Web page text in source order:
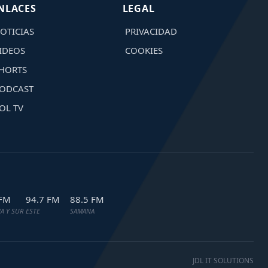
TV
LEGAL
PRIVACIDAD
COOKIES
Y SUR
94.7 FM
ESTE
88.5 FM
SAMANA
JDL IT SOLUTIONS